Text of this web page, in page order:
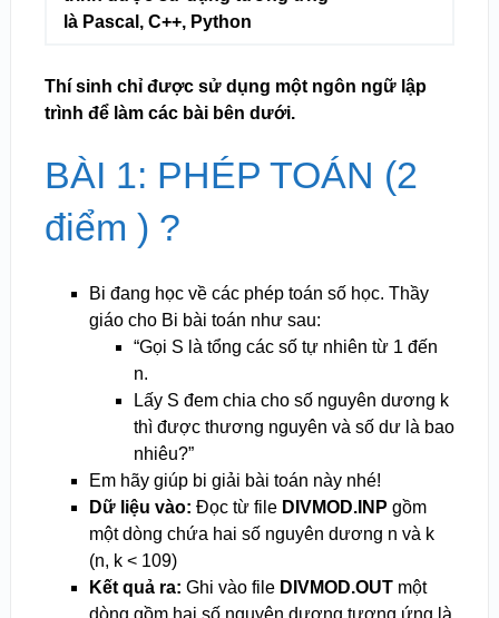
là Pascal, C++, Python
Thí sinh chỉ được sử dụng một ngôn ngữ lập
trình để làm các bài bên dưới.
BÀI 1: PHÉP TOÁN (2
điểm ) ?
Bi đang học về các phép toán số học. Thầy
giáo cho Bi bài toán như sau:
“Gọi S là tổng các số tự nhiên từ 1 đến
n.
Lấy S đem chia cho số nguyên dương k
thì được thương nguyên và số dư là bao
nhiêu?”
Em hãy giúp bi giải bài toán này nhé!
Dữ liệu vào: Đọc từ file DIVMOD.INP gồm
một dòng chứa hai số nguyên dương n và k
(n, k < 109)
Kết quả ra: Ghi vào file DIVMOD.OUTmột
dòng gồm hai số nguyên dương tương ứng là